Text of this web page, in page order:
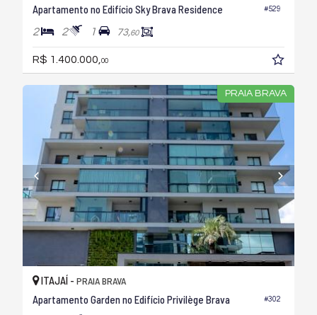
#529
Apartamento no Edifício Sky Brava Residence
2 2 1 73,60
R$ 1.400.000,00
PRAIA BRAVA
#302
ITAJAÍ - PRAIA BRAVA
Apartamento Garden no Edifício Privilège Brava